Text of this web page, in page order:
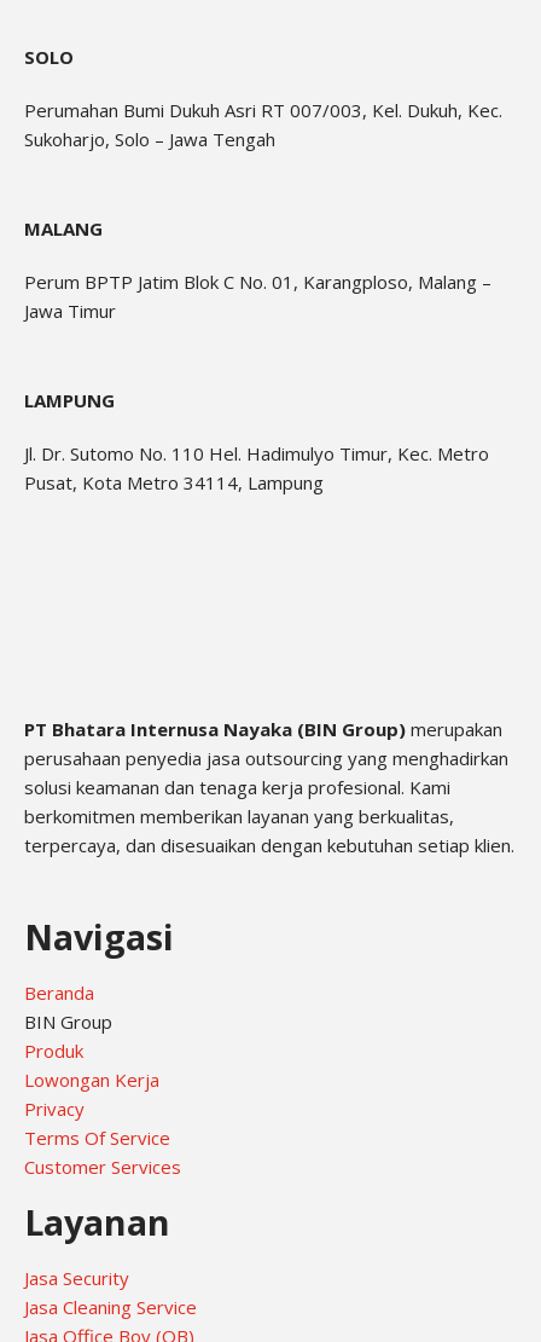
SOLO
Perumahan Bumi Dukuh Asri RT 007/003, Kel. Dukuh, Kec.
Sukoharjo, Solo – Jawa Tengah
MALANG
Perum BPTP Jatim Blok C No. 01, Karangploso, Malang –
Jawa Timur
LAMPUNG
Jl. Dr. Sutomo No. 110 Hel. Hadimulyo Timur, Kec. Metro
Pusat, Kota Metro 34114, Lampung
PT Bhatara Internusa Nayaka (BIN Group) merupakan
perusahaan penyedia jasa outsourcing yang menghadirkan
solusi keamanan dan tenaga kerja profesional. Kami
berkomitmen memberikan layanan yang berkualitas,
terpercaya, dan disesuaikan dengan kebutuhan setiap klien.
Navigasi
Beranda
BIN Group
Produk
Lowongan Kerja
Privacy
Terms Of Service
Customer Services
Layanan
Jasa Security
Jasa Cleaning Service
Jasa Office Boy (OB)